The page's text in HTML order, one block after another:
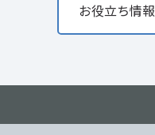
お役立ち情報